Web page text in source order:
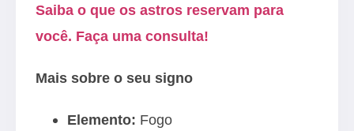
Saiba o que os astros reservam para
você. Faça uma consulta!
Mais sobre o seu signo
Elemento: Fogo